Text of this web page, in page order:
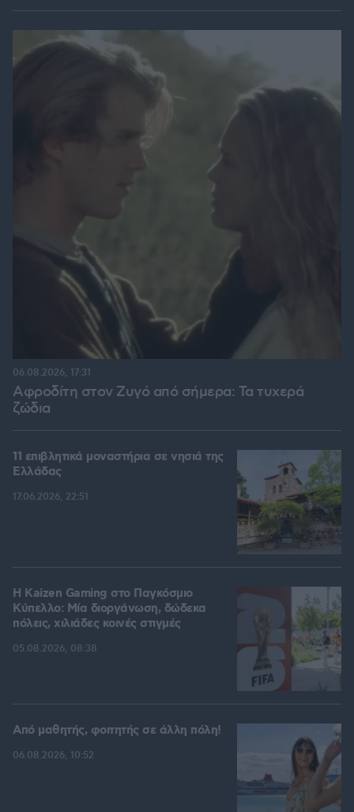
Αφροδίτη στον Ζυγό από σήμερα: Τα τυχερά
ζώδια
06.08.2026, 17:31
11 επιβλητικά μοναστήρια σε νησιά της
Ελλάδας
17.06.2026, 22:51
H Kaizen Gaming στο Παγκόσμιο
Kύπελλο: Μία διοργάνωση, δώδεκα
πόλεις, χιλιάδες κοινές στιγμές
05.08.2026, 08:38
Από μαθητής, φοιτητής σε άλλη πόλη!
06.08.2026, 10:52